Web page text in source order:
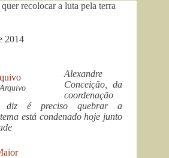
recolocar a luta pela terra
2014
Alexandre
Conceição, da
coordenação
diz é preciso quebrar a
está condenado hoje junto